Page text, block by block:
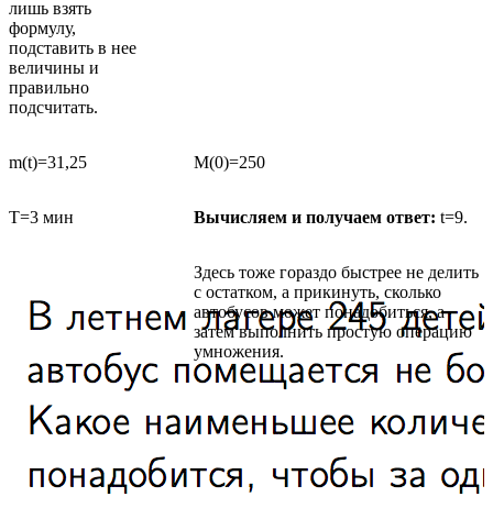
лишь взять
формулу,
подставить в нее
величины и
правильно
подсчитать.
m(t)=31,25 M(0)=250
T=3 мин Вычисляем и получаем ответ: t=9.
Здесь тоже гораздо быстрее не делить
с остатком, а прикинуть, сколько
автобусов может понадобиться, а
затем выполнить простую операцию
умножения.